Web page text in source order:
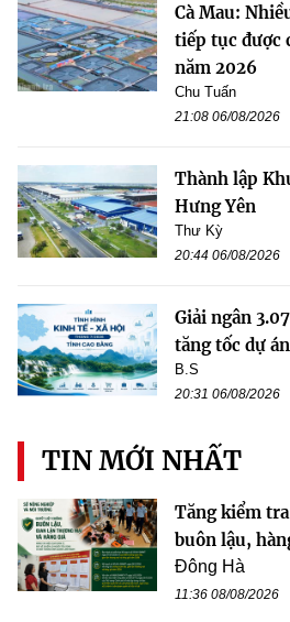
Cà Mau:
tiếp tục được
năm 2026
Chu Tuấn
21:08 06/08/2026
Thành lập
Hưng Yên
Thư Kỳ
20:44 06/08/2026
Giải ngân
tăng tốc dự
B.S
20:31 06/08/2026
TIN MỚI NHẤT
Tăng kiểm
buôn lậu,
Đông Hà
11:36 08/08/2026